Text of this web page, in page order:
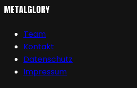
METALGLORY
Team
Kontakt
Datenschutz
Impressum